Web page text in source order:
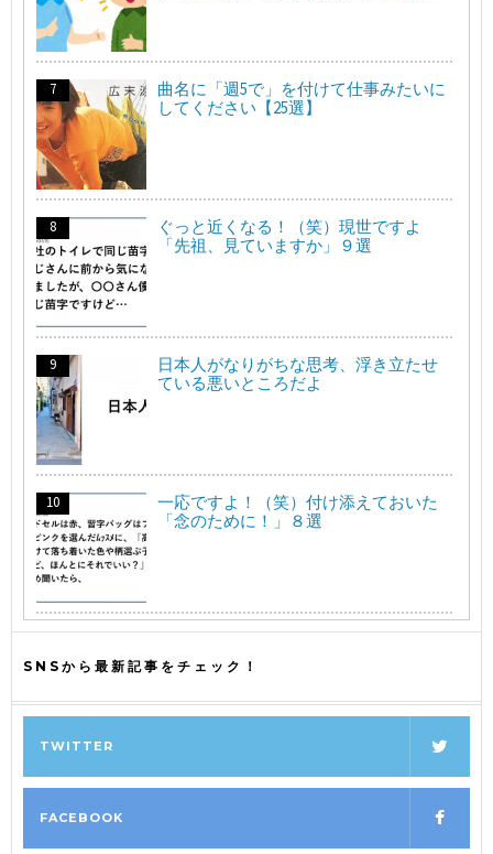
曲名に「週5で」を付けて仕事みたいに
してください【25選】
ぐっと近くなる！（笑）現世ですよ
「先祖、見ていますか」９選
日本人がなりがちな思考、浮き立たせ
ている悪いところだよ
一応ですよ！（笑）付け添えておいた
「念のために！」８選
SNSから最新記事をチェック！
TWITTER
FACEBOOK